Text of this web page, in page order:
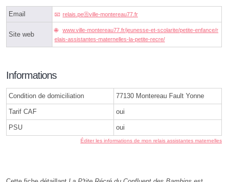
Email relais.peⓐville-montereau77.fr
Site web
www.ville-montereau77.fr/jeunesse-et-scolarite/petite-enfance/r
elais-assistantes-maternelles-la-petite-recre/
Informations
Condition de domiciliation 77130 Montereau Fault Yonne
Tarif CAF oui
PSU oui
Éditer les informations de mon relais assistantes maternelles